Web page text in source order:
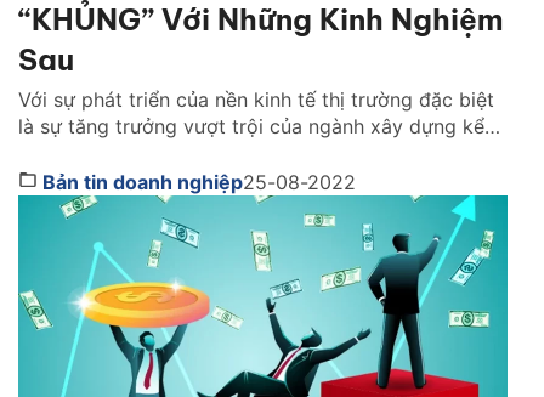
“KHỦNG” Với Những Kinh Nghiệm
Sau
Với sự phát triển của nền kinh tế thị trường đặc biệt
là sự tăng trưởng vượt trội của ngành xây dựng kể
triển vượt bậc của một số lĩnh vực và mặt hàng.
Trong đó, nhu cầu của con người về nhà […]
Bản tin doanh nghiệp25-08-2022